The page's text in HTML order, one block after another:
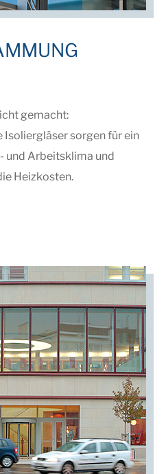
gemacht:
sorgen für ein
und Arbeitsklima und
Heizkosten.